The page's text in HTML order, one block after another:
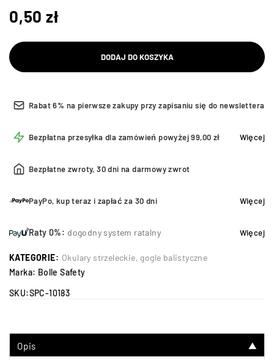
0,50 zł
DODAJ DO KOSZYKA
Rabat 6% na pierwsze zakupy przy zapisaniu się do newslettera
Bezpłatna przesyłka dla zamówień powyżej 99,00 zł Więcej
Bezpłatne zwroty, 30 dni na darmowy zwrot
PayPo, kup teraz i zapłać za 30 dni Więcej
Raty 0%: dogodny system ratalny Więcej
KATEGORIE: Okulary strzeleckie, gogle balistyczne
Marka: Bolle Safety
SKU:SPC-10183
Opis ▼